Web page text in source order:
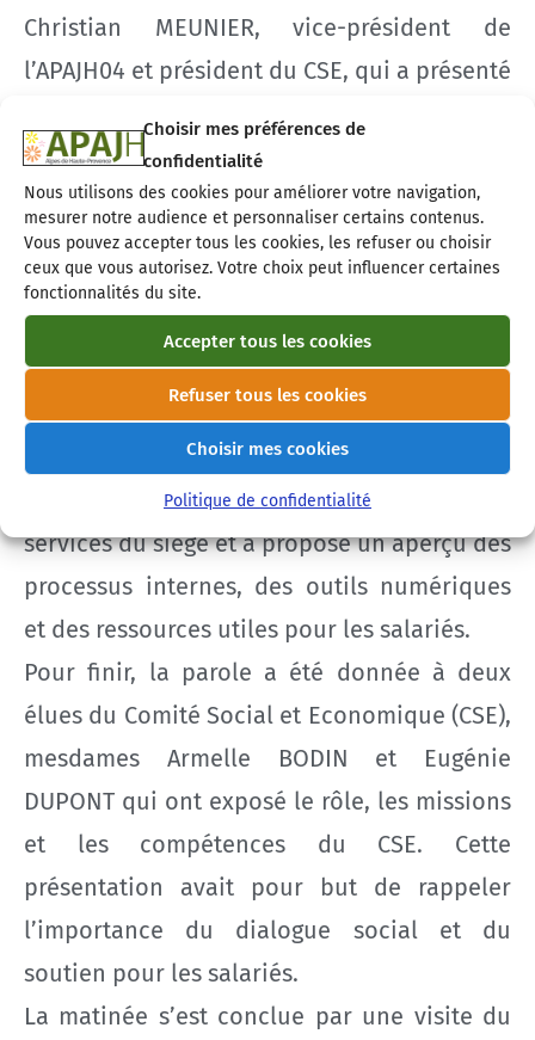
Choisir mes préférences de
confidentialité
Nous utilisons des cookies pour améliorer votre navigation,
mesurer notre audience et personnaliser certains contenus.
Vous pouvez accepter tous les cookies, les refuser ou choisir
ceux que vous autorisez. Votre choix peut influencer certaines
fonctionnalités du site.
Accepter tous les cookies
Refuser tous les cookies
Choisir mes cookies
Politique de confidentialité
Christian MEUNIER, vice-président de
l’APAJH04 et président du CSE, qui a présenté
Mme Delphine BRETON, directrice générale,
a ensuite pris la parole pour détailler les
différents établissements et services de
l’APAJH04, mettant en avant leur diversité et
leur rôle essentiel dans la prise en charge
des enfants et des adultes en situation de
handicap. Mme Armelle VAZQUEZ,
responsable des ressources humaines, a
communiqué sur le rôle d’appui des
services du siège et a proposé un aperçu des
processus internes, des outils numériques
et des ressources utiles pour les salariés.
Pour finir, la parole a été donnée à deux
élues du Comité Social et Economique (CSE),
mesdames Armelle BODIN et Eugénie
DUPONT qui ont exposé le rôle, les missions
et les compétences du CSE. Cette
présentation avait pour but de rappeler
l’importance du dialogue social et du
soutien pour les salariés.
La matinée s’est conclue par une visite du